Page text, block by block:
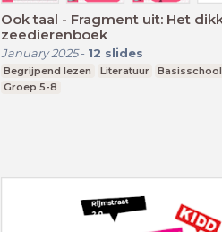
Ook taal - Fragment uit: Het
zeedierenboek
January 2025- 12 slides
Begrijpend lezen Literatuur
Basisschool
Groep 5-8